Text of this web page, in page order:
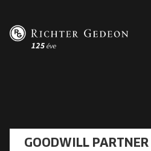
GOODWILL PARTNER